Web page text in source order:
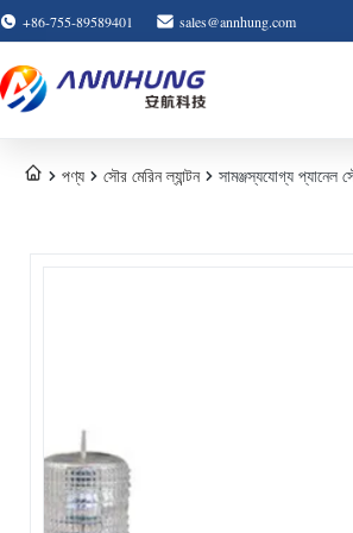
+86-755-89589401 sales@annhung.com
পণ্য সৌর মেরিন ল্যান্টন সামঞ্জস্যযোগ্য প্যানেল